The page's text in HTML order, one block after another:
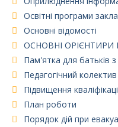
Освітні програми
Основні відомості
ОСНОВНІ ОРІЄНТИРИ
Пам'ятка для батьків
Педагогічний колектив
Підвищення
План роботи
Порядок дій при